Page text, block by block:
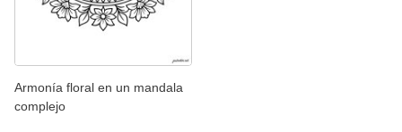
Armonía floral en un mandala
complejo